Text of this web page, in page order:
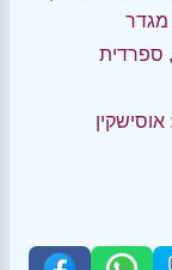
מגדר
, ספרדית